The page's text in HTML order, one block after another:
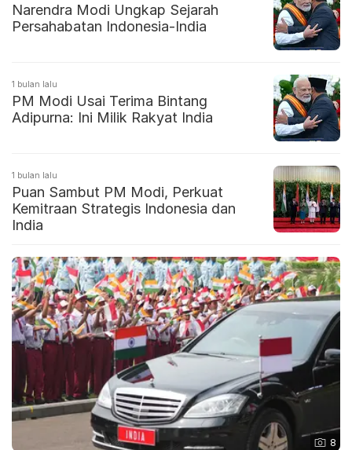
Narendra Modi Ungkap Sejarah
Persahabatan Indonesia-India
1 bulan lalu
PM Modi Usai Terima Bintang
Adipurna: Ini Milik Rakyat India
1 bulan lalu
Puan Sambut PM Modi, Perkuat
Kemitraan Strategis Indonesia dan
India
8